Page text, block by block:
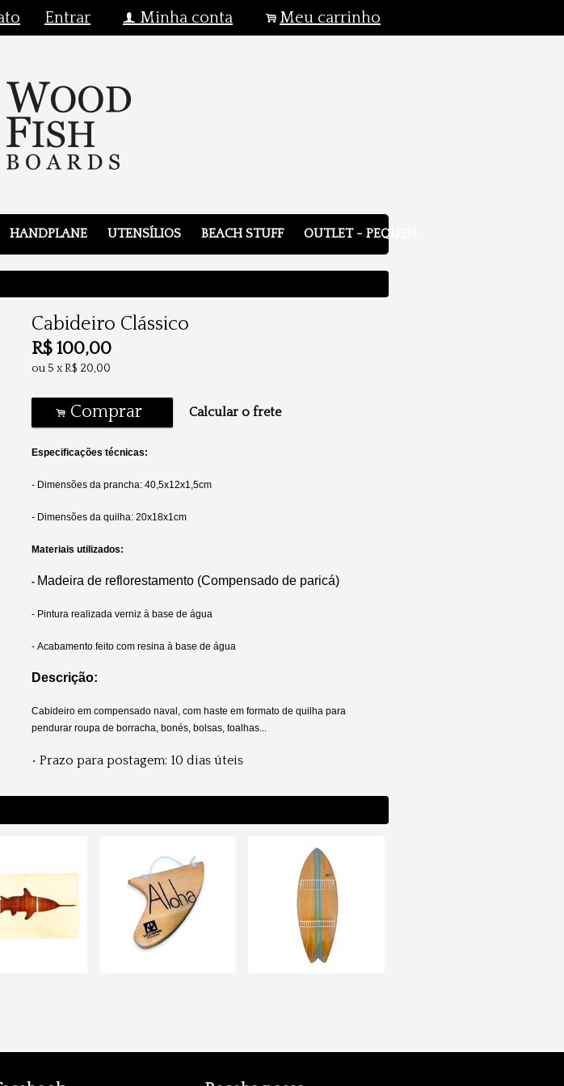
Entrar f Minha conta .Meu carrinho
HANDPLANE UTENSÍLIOS BEACH STUFF OUTLET - PEQUENOS DEFEITOS
Cabideiro Clássico
R$ 100,00
ou 5 xR$ 20,00
. Comprar Calcular o frete
Especificações técnicas:
- Dimensões da prancha: 40,5x12x1,5cm
- Dimensões da quilha: 20x18x1cm
Materiais utilizados:
- Madeira de reflorestamento (Compensado de paricá)
- Pintura realizada verniz à base de água
- Acabamento feito com resina à base de água
Descrição:
Cabideiro em compensado naval, com haste em formato de quilha para
pendurar roupa de borracha, bonés, bolsas, toalhas...
• Prazo para postagem: 10 dias úteis